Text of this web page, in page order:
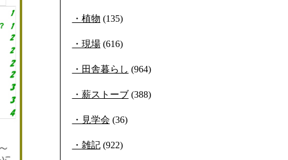
植物 (135)
現場(616)
田舎暮らし (964)
薪ストーブ(388)
見学会 (36)
雑記(922)